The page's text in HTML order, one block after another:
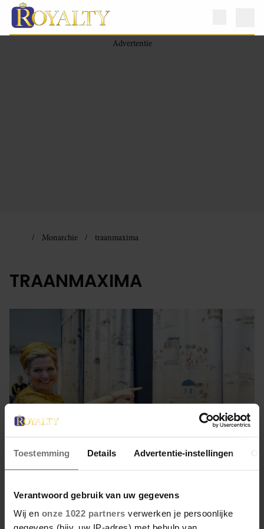
Toestemming Details Advertentie-instellingen
Verantwoord gebruik van uw gegevens
Wij en onze 1022 partners verwerken je persoonlijke
Monarchie traanmaxima
TRAANMAXIMA
26 december 2022
MÁXIMA ZET